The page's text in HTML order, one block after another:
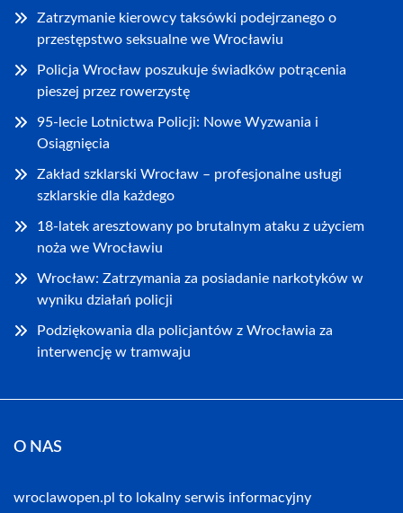
Zatrzymanie kierowcy taksówki podejrzanego o
przestępstwo seksualne we Wrocławiu
Policja Wrocław poszukuje świadków potrącenia
pieszej przez rowerzystę
95-lecie Lotnictwa Policji: Nowe Wyzwania i
Osiągnięcia
Zakład szklarski Wrocław – profesjonalne usługi
szklarskie dla każdego
18-latek aresztowany po brutalnym ataku z użyciem
noża we Wrocławiu
Wrocław: Zatrzymania za posiadanie narkotyków w
wyniku działań policji
Podziękowania dla policjantów z Wrocławia za
interwencję w tramwaju
O NAS
wroclawopen.pl to lokalny serwis informacyjny